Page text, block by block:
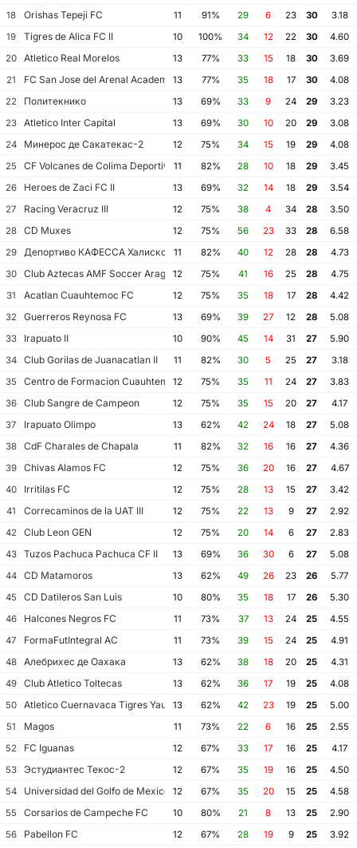
18
Orishas Tepeji FC 11 91% 29 6 23 30
3.18
19
Tigres de Alica FC II 10 100% 34 12 22 30
4.60
20
Atletico Real Morelos 13 77% 33 15 18 30
3.69
21
FC San Jose del Arenal Academia America Leyendas
13 77% 35 18 17 30
4.08
22
Политекнико 13 69% 33 9 24 29
3.23
23
Atletico Inter Capital 13 69% 30 10 20 29
3.08
24
Минерос де Сакатекас-2 12 75% 34 15 19 29
4.08
25
CF Volcanes de Colima Deportivo Tala
11 82% 28 10 18 29
3.45
26
Heroes de Zaci FC II 13 69% 32 14 18 29
3.54
27
Racing Veracruz III 12 75% 38 4 34 28
3.50
28
CD Muxes 12 75% 56 23 33 28
6.58
29
Депортиво КАФЕССА Халиско 11 82% 40 12 28 28
4.73
30
Club Aztecas AMF Soccer Aragon12 75% 41 16 25 28
4.75
31
Acatlan Cuauhtemoc FC 12 75% 35 18 17 28
4.42
32
Guerreros Reynosa FC 13 69% 39 27 12 28
5.08
33
Irapuato II 10 90% 45 14 31 27
5.90
34
Club Gorilas de Juanacatlan II 11 82% 30 5 25 27
3.18
35
Centro de Formacion Cuauhtemoc Blanco
12 75% 35 11 24 27
3.83
36
Club Sangre de Campeon 12 75% 35 15 20 27
4.17
37
Irapuato Olimpo 13 62% 42 24 18 27
5.08
38
CdF Charales de Chapala 11 82% 32 16 16 27
4.36
39
Chivas Alamos FC 12 75% 36 20 16 27
4.67
40
Irritilas FC 12 75% 28 13 15 27
3.42
41
Correcaminos de la UAT III 12 75% 22 13 9 27
2.92
42
Club Leon GEN 12 75% 20 14 6 27
2.83
43
Tuzos Pachuca Pachuca CF II 13 69% 36 30 6 27
5.08
44
CD Matamoros 13 62% 49 26 23 26
5.77
45
CD Datileros San Luis 10 80% 35 18 17 26
5.30
46
Halcones Negros FC 11 73% 37 13 24 25
4.55
47
FormaFutIntegral AC 11 73% 39 15 24 25
4.91
48
Алебрихес де Оахака 13 62% 38 18 20 25
4.31
49
Club Atletico Toltecas 13 62% 36 17 19 25
4.08
50
Atletico Cuernavaca Tigres Yautepec
13 62% 42 23 19 25
5.00
51
Magos 11 73% 22 6 16 25
2.55
52
FC Iguanas 12 67% 33 17 16 25
4.17
53
Эстудиантес Текос-2 12 67% 35 19 16 25
4.50
54
Universidad del Golfo de Mexico FC
12 67% 35 20 15 25
4.58
55
Corsarios de Campeche FC 10 80% 21 8 13 25
2.90
56
Pabellon FC 12 67% 28 19 9 25
3.92